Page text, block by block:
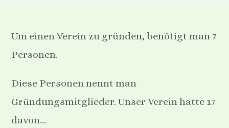
Um einen Verein zu gründen, benötigt man 7
Personen.
Diese Personen nennt man
Gründungsmitglieder. Unser Verein hatte 17
davon…